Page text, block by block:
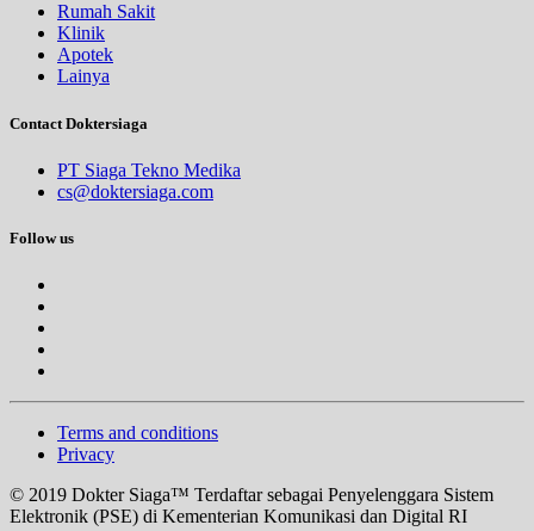
Rumah Sakit
Klinik
Apotek
Lainya
Contact Doktersiaga
PT Siaga Tekno Medika
cs@doktersiaga.com
Follow us
Terms and conditions
Privacy
© 2019 Dokter Siaga™ Terdaftar sebagai Penyelenggara Sistem
Elektronik (PSE) di Kementerian Komunikasi dan Digital RI